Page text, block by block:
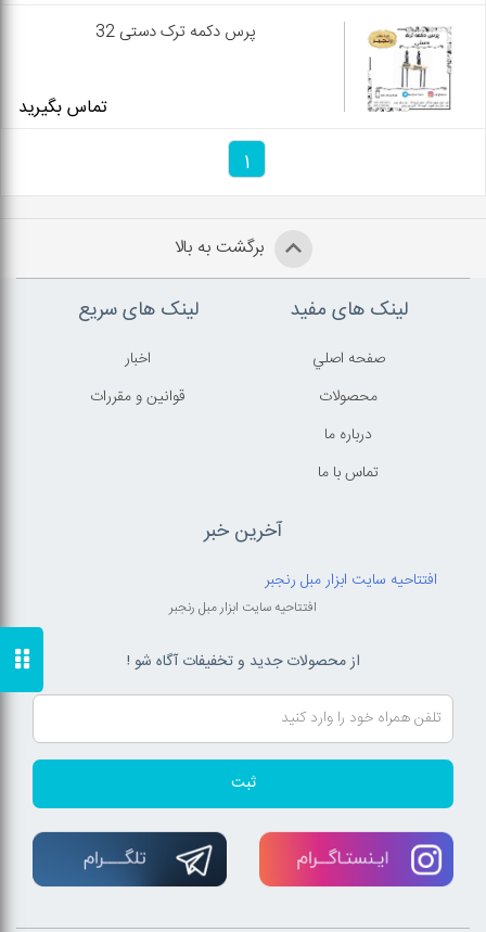
پرس دکمه ترک دستی 32
تماس بگیرید
1
برگشت به بالا
لینک های مفید
صفحه اصلي
محصولات
درباره ما
تماس با ما
لینک های سریع
اخبار
قوانين و مقررات
آخرین خبر
افتتاحیه سایت ابزار مبل رنجبر
افتتاحیه سایت ابزار مبل رنجبر
از محصولات جدید و تخفیفات آگاه شو !
ثبت